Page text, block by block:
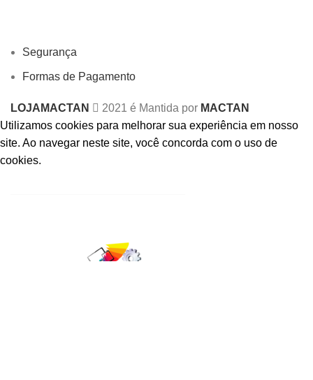
Segurança
Formas de Pagamento
LOJAMACTAN 2021 é Mantida por MACTAN
Utilizamos cookies para melhorar sua experiência em nosso
site. Ao navegar neste site, você concorda com o uso de
cookies.